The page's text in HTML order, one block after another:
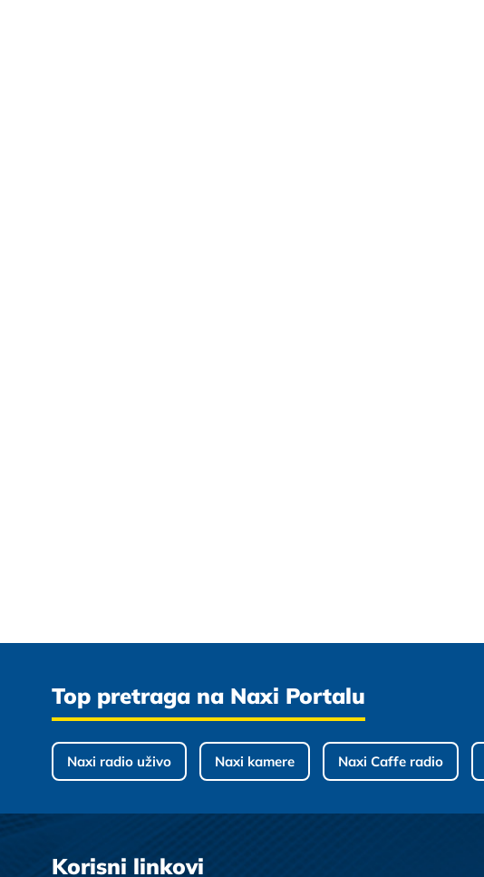
Top pretraga na Naxi Portalu
Naxi radio uživo Naxi kamere Naxi Caffe radio
Korisni linkovi